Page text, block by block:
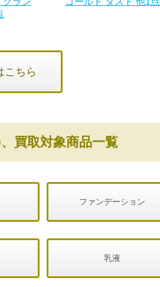
こちら
買取対象商品一覧
ファンデーション
乳液